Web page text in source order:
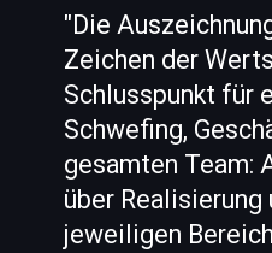
"Die
Zeichen der
Schlusspunkt für
Schwefing,
gesamten Team:
über
jeweiligen